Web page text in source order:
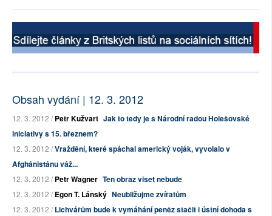
Obsah vydání | 12. 3. 2012
12. 3. 2012 /Petr Kužvart Jak to tedy je s Národní radou Holešovské
iniciativy s 15. březnem?
12. 3. 2012 /Vraždění, které spáchal americký voják, vyvolalo v
Afghánistánu váž...
12. 3. 2012 /Petr Wagner Ten obraz viset nebude
12. 3. 2012 /Egon T. Lánský Neubližujme zvířatům
12. 3. 2012 /Lichvářům bude k vymáhání peněz stačit i ústní dohoda s